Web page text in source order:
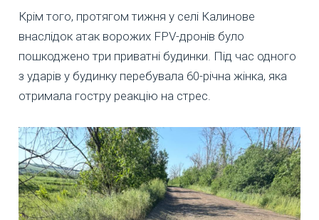
Крім того, протягом тижня у селі Калинове
внаслідок атак ворожих FPV-дронів було
пошкоджено три приватні будинки. Під час одного
з ударів у будинку перебувала 60-річна жінка, яка
отримала гостру реакцію на стрес.